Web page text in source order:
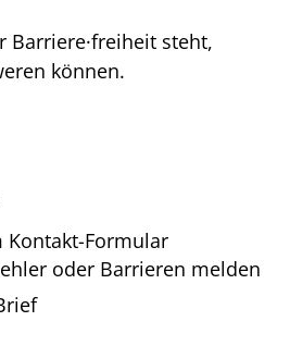
Barriere·freiheit steht,
können.
Formular
oder Barrieren melden